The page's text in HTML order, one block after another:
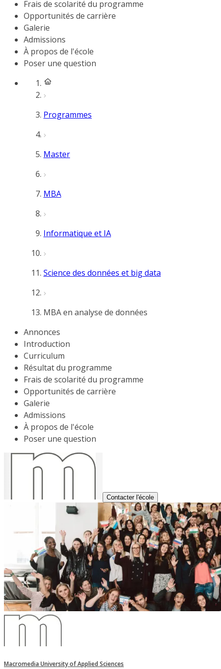
Frais de scolarité du programme
Opportunités de carrière
Galerie
Admissions
À propos de l'école
Poser une question
Programmes
Master
MBA
Informatique et IA
Science des données et big data
MBA en analyse de données
Annonces
Introduction
Curriculum
Résultat du programme
Frais de scolarité du programme
Opportunités de carrière
Galerie
Admissions
À propos de l'école
Poser une question
Contacter l'école
Macromedia University of Applied Sciences